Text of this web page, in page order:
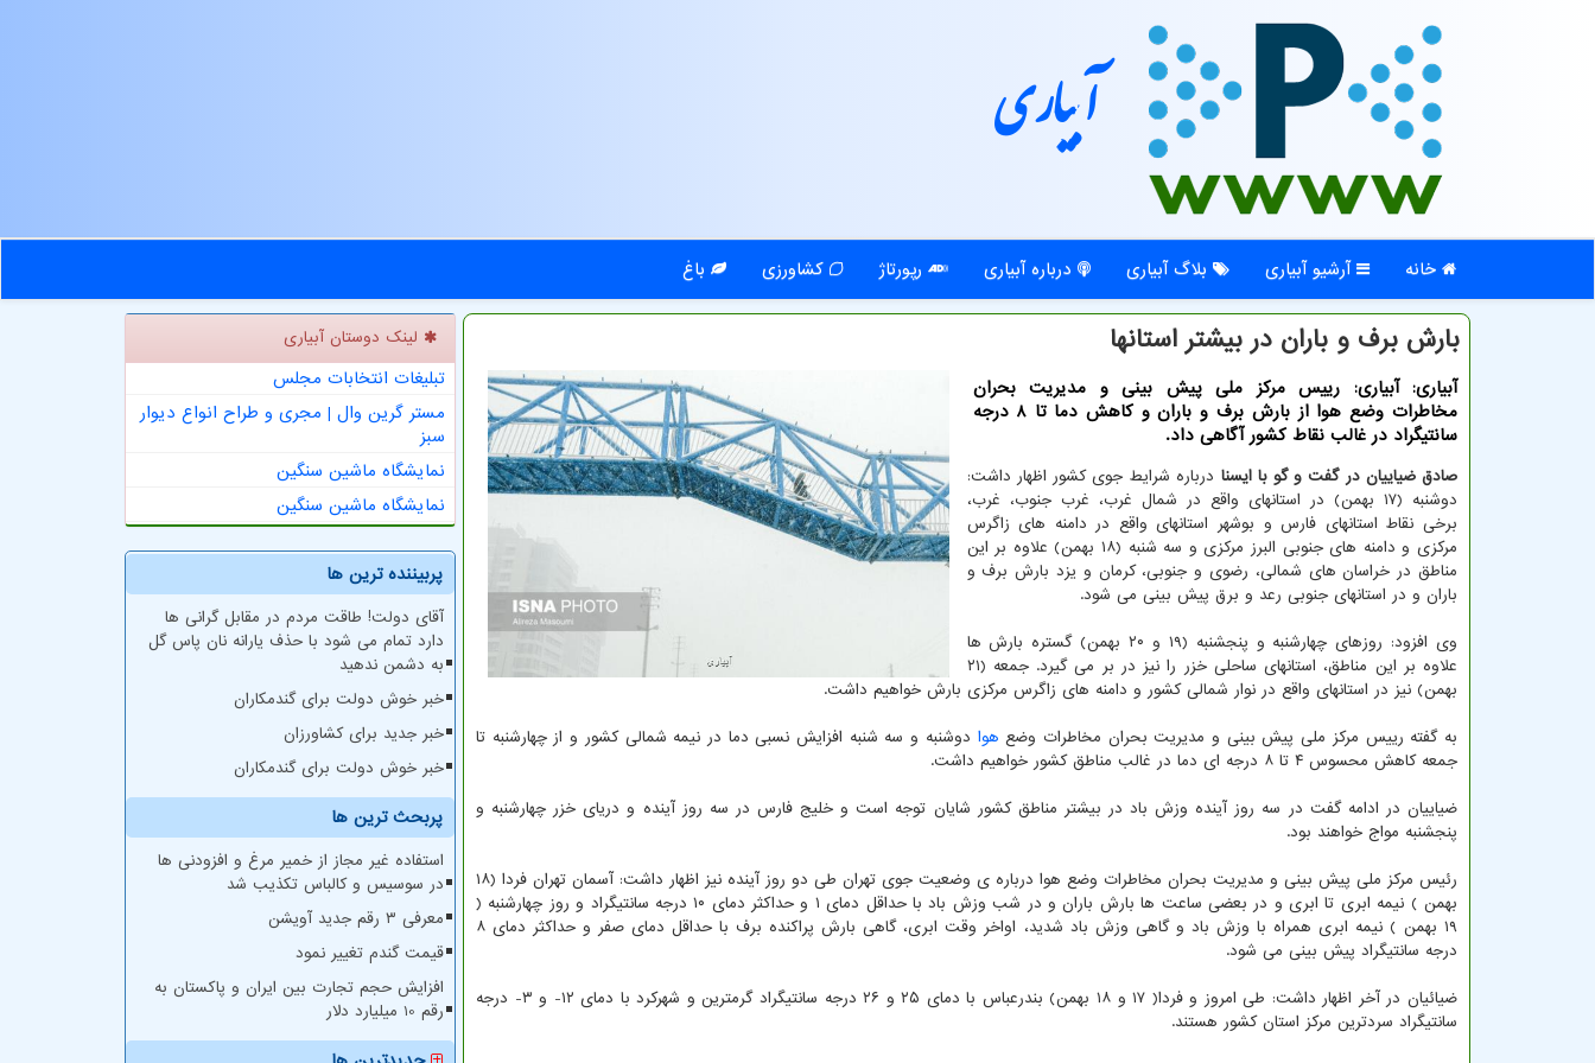
آبیاری
خانه آرشیو آبیاری بلاگ آبیاری درباره آبیاری رپورتاژ کشاورزی باغ
بارش برف و باران در بیشتر استانها
آبیاری: آبیاری: رییس مرکز ملی پیش بینی و مدیریت بحران
مخاطرات وضع هوا از بارش برف و باران و کاهش دما تا 8 درجه
سانتیگراد در غالب نقاط کشور آگاهی داد.
صادق ضیاییان در گفت و گو با ایسنا درباره شرایط جوی کشور اظهار داشت:
دوشنبه (۱۷ بهمن) در استانهای واقع در شمال غرب، غرب جنوب، غرب،
برخی نقاط استانهای فارس و بوشهر استانهای واقع در دامنه های زاگرس
مرکزی و دامنه های جنوبی البرز مرکزی و سه شنبه (۱۸ بهمن) علاوه بر این
مناطق در خراسان های شمالی، رضوی و جنوبی، کرمان و یزد بارش برف و
باران و در استانهای جنوبی رعد و برق پیش بینی می شود.
وی افزود: روزهای چهارشنبه و پنجشنبه (۱۹ و ۲۰ بهمن) گستره بارش ها
علاوه بر این مناطق، استانهای ساحلی خزر را نیز در بر می گیرد. جمعه (۲۱
بهمن) نیز در استانهای واقع در نوار شمالی کشور و دامنه های زاگرس مرکزی بارش خواهیم داشت.
به گفته رییس مرکز ملی پیش بینی و مدیریت بحران مخاطرات وضع هوا دوشنبه و سه شنبه افزایش نسبی دما در نیمه شمالی کشور و از چهارشنبه تا
جمعه کاهش محسوس ۴ تا ۸ درجه ای دما در غالب مناطق کشور خواهیم داشت.
ضیاییان در ادامه گفت در سه روز آینده وزش باد در بیشتر مناطق کشور شایان توجه است و خلیج فارس در سه روز آینده و دریای خزر چهارشنبه و
پنجشنبه مواج خواهند بود.
رئیس مرکز ملی پیش بینی و مدیریت بحران مخاطرات وضع هوا درباره ی وضعیت جوی تهران طی دو روز آینده نیز اظهار داشت: آسمان تهران فردا (۱۸
بهمن ) نیمه ابری تا ابری و در بعضی ساعت ها بارش باران و در شب وزش باد با حداقل دمای ۱ و حداکثر دمای ۱۰ درجه سانتیگراد و روز چهارشنبه (
۱۹ بهمن ) نیمه ابری همراه با وزش باد و گاهی وزش باد شدید، اواخر وقت ابری، گاهی بارش پراکنده برف با حداقل دمای صفر و حداکثر دمای ۸
درجه سانتیگراد پیش بینی می شود.
ضیائیان در آخر اظهار داشت: طی امروز و فردا( ۱۷ و ۱۸ بهمن) بندرعباس با دمای ۲۵ و ۲۶ درجه سانتیگراد گرمترین و شهرکرد با دمای ۱۲- و ۳- درجه
سانتیگراد سردترین مرکز استان کشور هستند.
لینک دوستان آبیاری
تبلیغات انتخابات مجلس
مستر گرین وال | مجری و طراح انواع دیوار
سبز
نمایشگاه ماشین سنگین
نمایشگاه ماشین سنگین
پربیننده ترین ها
آقای دولت! طاقت مردم در مقابل گرانی ها
دارد تمام می شود با حذف یارانه نان پاس گل
به دشمن ندهید
خبر خوش دولت برای گندمکاران
خبر جدید برای کشاورزان
خبر خوش دولت برای گندمکاران
پربحث ترین ها
استفاده غیر مجاز از خمیر مرغ و افزودنی ها
در سوسیس و کالباس تکذیب شد
معرفی ۳ رقم جدید آویشن
قیمت گندم تغییر نمود
افزایش حجم تجارت بین ایران و پاکستان به
رقم 10 میلیارد دلار